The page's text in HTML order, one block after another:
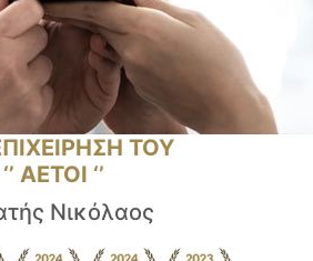
ΤΟΥ
ΑΕΤΟΙ ‘’
Νικόλαος